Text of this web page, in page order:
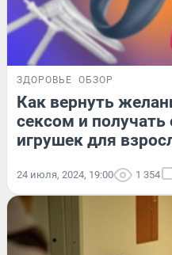
ЗДОРОВЬЕ ОБЗОР
Как вернуть
сексом и
игрушек для
24 июля, 2024, 19:00 1 354